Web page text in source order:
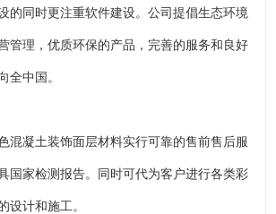
的同时更注重软件建设。公司提倡生态环境
管理，优质环保的产品，完善的服务和良好
全中国。
凝土装饰面层材料实行可靠的售前售后服
国家检测报告。同时可代为客户进行各类彩
设计和施工。